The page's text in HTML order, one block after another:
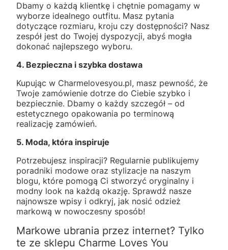
Dbamy o każdą klientkę i chętnie pomagamy w
wyborze idealnego outfitu. Masz pytania
dotyczące rozmiaru, kroju czy dostępności? Nasz
zespół jest do Twojej dyspozycji, abyś mogła
dokonać najlepszego wyboru.
4. Bezpieczna i szybka dostawa
Kupując w Charmelovesyou.pl, masz pewność, że
Twoje zamówienie dotrze do Ciebie szybko i
bezpiecznie. Dbamy o każdy szczegół – od
estetycznego opakowania po terminową
realizację zamówień.
5. Moda, która inspiruje
Potrzebujesz inspiracji? Regularnie publikujemy
poradniki modowe oraz stylizacje na naszym
blogu, które pomogą Ci stworzyć oryginalny i
modny look na każdą okazję. Sprawdź nasze
najnowsze wpisy i odkryj, jak nosić odzież
markową w nowoczesny sposób!
Markowe ubrania przez internet? Tylko
te ze sklepu Charme Loves You